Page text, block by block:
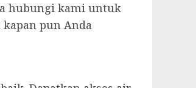
hubungi kami untuk
pun Anda